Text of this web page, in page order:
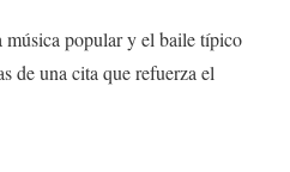
popular y el baile típico
de una cita que refuerza el